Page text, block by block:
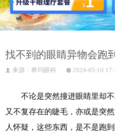
找不到的眼睛异物会跑
来源：希玛眼科 2024-05-10
不论是突然撞进眼睛里却不
又不复存在的睫毛，亦或是突
人怀疑，这些东西，是不是跑